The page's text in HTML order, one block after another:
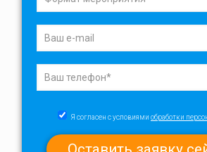
Я согласен с условиями обработки